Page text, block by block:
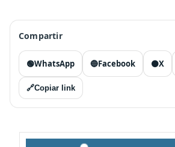
Compartir
🟢WhatsApp 🔵Facebook ⚫X
🔗Copiar link